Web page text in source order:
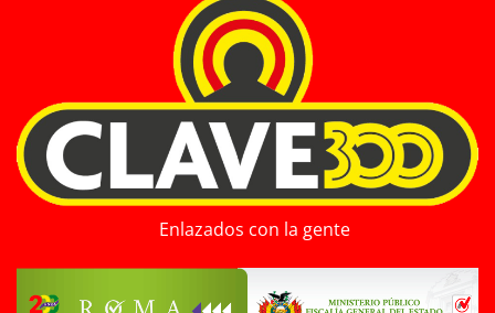
Enlazados con la gente